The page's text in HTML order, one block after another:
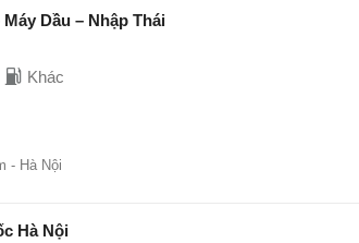
Dầu – Nhập Thái
Khác
- Hà Nội
Hà Nội